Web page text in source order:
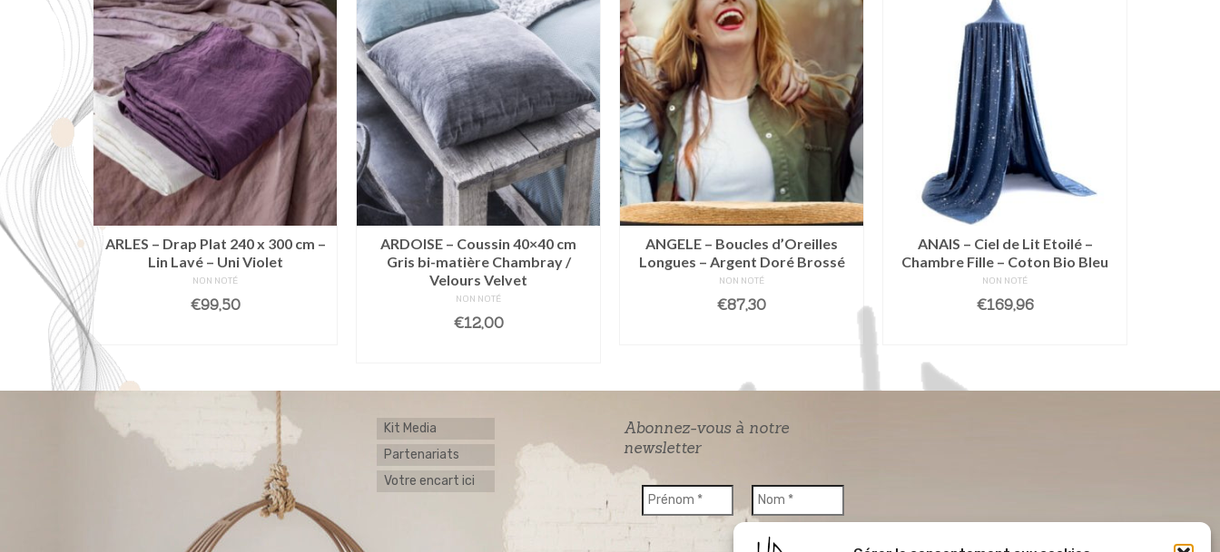
–
Rose
ARLES – Drap Plat 240 x 300 cm –
Lin Lavé – Uni Violet
NON NOTÉ
€99,50
ARDOISE – Coussin 40×40 cm
Gris bi-matière Chambray /
Velours Velvet
NON NOTÉ
€12,00
ANGELE – Boucles d’Oreilles
Longues – Argent Doré Brossé
NON NOTÉ
€87,30
ANAIS – Ciel de Lit Etoilé –
Chambre Fille – Coton Bio Bleu
NON NOTÉ
€169,96
Kit Media
Partenariats
Votre encart ici
Abonnez-vous à notre
newsletter